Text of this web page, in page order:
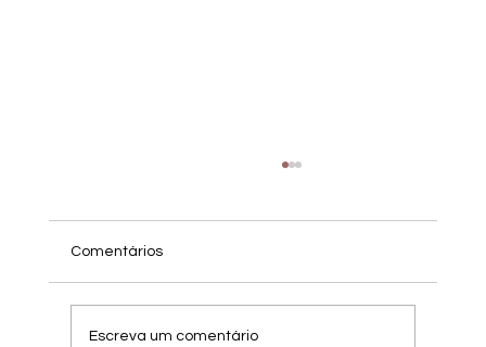
Comentários
Escreva um comentário